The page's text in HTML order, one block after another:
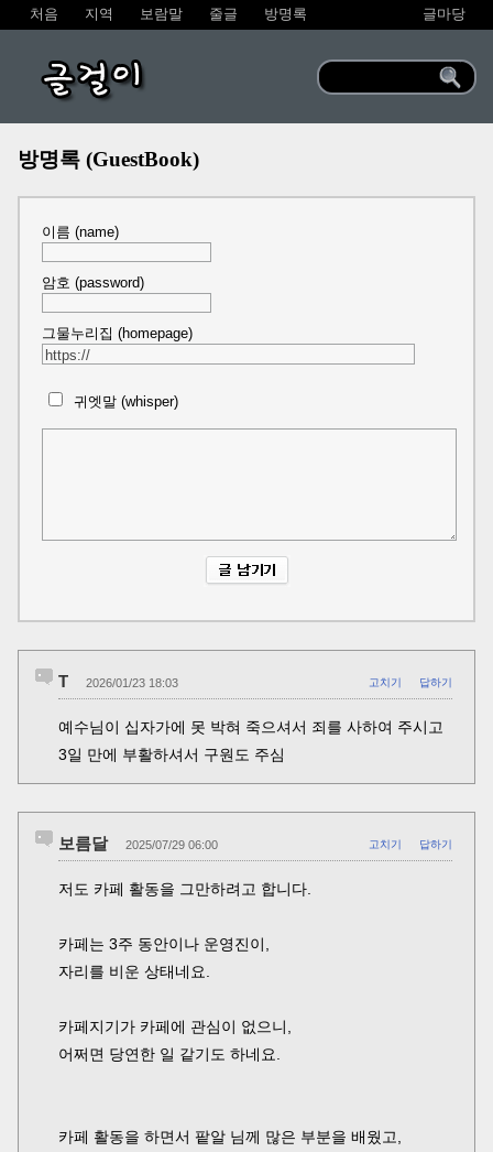
처음 지역 보람말 줄글 방명록 글마당
글걸이
방명록 (GuestBook)
이름 (name)
암호 (password)
그물누리집 (homepage)
귀엣말 (whisper)
T 2026/01/23 18:03 고치기 답하기
예수님이 십자가에 못 박혀 죽으셔서 죄를 사하여 주시고
3일 만에 부활하셔서 구원도 주심
보름달 2025/07/29 06:00 고치기 답하기
저도 카페 활동을 그만하려고 합니다.
카페는 3주 동안이나 운영진이,
자리를 비운 상태네요.
카페지기가 카페에 관심이 없으니,
어쩌면 당연한 일 같기도 하네요.
카페 활동을 하면서 팥알 님께 많은 부분을 배웠고,